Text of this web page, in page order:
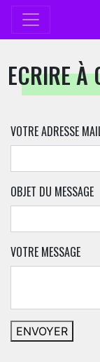
ECRIRE À
VOTRE ADRESSE
OBJET DU MESSAGE
VOTRE MESSAGE